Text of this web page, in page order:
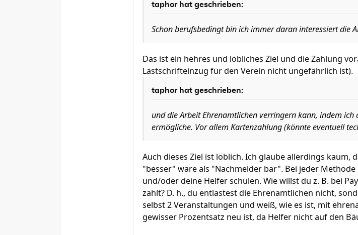
taphor hat geschrieben:
Schon berufsbedingt bin ich immer daran interessiert die
Das ist ein hehres und löbliches Ziel und die Zahlung
Lastschrifteinzug für den Verein nicht ungefährlich ist).
taphor hat geschrieben:
und die Arbeit Ehrenamtlichen verringern kann, indem
ermögliche. Vor allem Kartenzahlung (könnte eventuell
Auch dieses Ziel ist löblich. Ich glaube allerdings
"besser" wäre als "Nachmelder bar". Bei jeder
und/oder deine Helfer schulen. Wie willst du z. B. bei
zahlt? D. h., du entlastest die Ehrenamtlichen nicht,
selbst 2 Veranstaltungen und weiß, wie es ist, mit
gewisser Prozentsatz neu ist, da Helfer nicht auf den